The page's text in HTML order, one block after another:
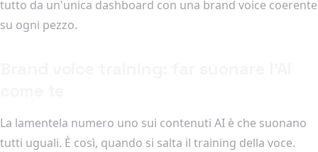
tutto da un'unica dashboard con una brand voice coerente
su ogni pezzo.
La lamentela numero uno sui contenuti AI è che suonano
tutti uguali. È così, quando si salta il training della voce.